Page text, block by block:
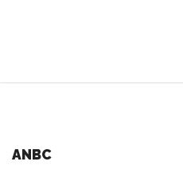
ANBC